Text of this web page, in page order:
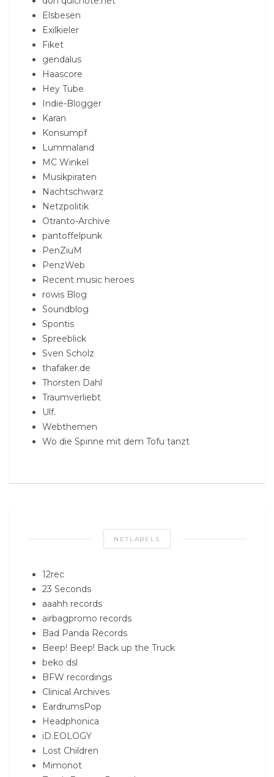
Elsbesen
Exilkieler
Fiket
gendalus
Haascore
Hey Tube
Indie-Blogger
Karan
Konsumpf
Lummaland
MC Winkel
Musikpiraten
Nachtschwarz
Netzpolitik
Otranto-Archive
pantoffelpunk
PenZiuM
PenzWeb
Recent music heroes
rowis Blog
Soundblog
Spontis
Spreeblick
Sven Scholz
thafaker.de
Thorsten Dahl
Traumverliebt
Ulf.
Webthemen
Wo die Spinne mit dem Tofu tanzt
NETLABELS
12rec
23 Seconds
aaahh records
airbagpromo records
Bad Panda Records
Beep! Beep! Back up the Truck
beko dsl
BFW recordings
Clinical Archives
EardrumsPop
Headphonica
iD.EOLOGY
Lost Children
Mimonot